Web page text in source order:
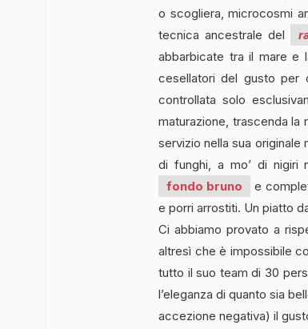
o scogliera, microcosmi
tecnica ancestrale del
abbarbicate tra il mare e
cesellatori del gusto per
controllata solo
maturazione, trascenda
servizio nella sua
di funghi, a mo’ di
fondo bruno
e
e porri arrostiti. Un piatto
Ci abbiamo provato a
altresì che è impossibile
tutto il suo team di 30
l’eleganza di quanto sia
accezione negativa) il